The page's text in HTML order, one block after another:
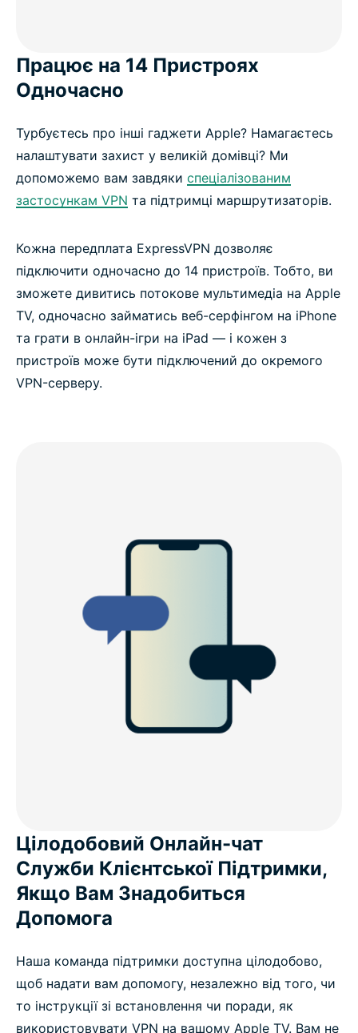
Працює на 14 Пристроях
Одночасно
Турбуєтесь про інші гаджети Apple? Намагаєтесь
налаштувати захист у великій домівці? Ми
допоможемо вам завдяки спеціалізованим
застосункам VPN та підтримці маршрутизаторів.
Кожна передплата ExpressVPN дозволяє
підключити одночасно до 14 пристроїв. Тобто, ви
зможете дивитись потокове мультимедіа на Apple
TV, одночасно займатись веб-серфінгом на iPhone
та грати в онлайн-ігри на iPad — і кожен з
пристроїв може бути підключений до окремого
VPN-серверу.
Цілодобовий Онлайн-чат
Служби Клієнтської Підтримки,
Якщо Вам Знадобиться
Допомога
Наша команда підтримки доступна цілодобово,
щоб надати вам допомогу, незалежно від того, чи
то інструкції зі встановлення чи поради, як
використовувати VPN на вашому Apple TV. Вам не